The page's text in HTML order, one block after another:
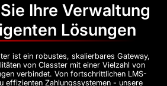
Ihre Verwaltung
Lösungen
ist ein robustes, skalierbares Gateway,
von Classter mit einer Vielzahl von
verbindet. Von fortschrittlichen LMS-
effizienten Zahlungssystemen - unsere